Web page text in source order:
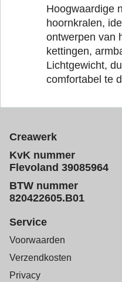
Hoogwaardige
hoornkralen,
ontwerpen van
kettingen,
Lichtgewicht,
comfortabel te
Creawerk
KvK nummer
Flevoland 39085964
BTW nummer
820422605.B01
Service
Voorwaarden
Verzendkosten
Privacy